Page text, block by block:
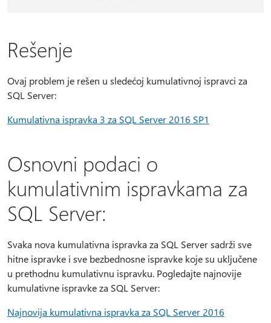
Rešenje
Ovaj problem je rešen u sledećoj kumulativnoj ispravci za
SQL Server:
Kumulativna ispravka 3 za SQL Server 2016 SP1
Osnovni podaci o
kumulativnim ispravkama za
SQL Server:
Svaka nova kumulativna ispravka za SQL Server sadrži sve
hitne ispravke i sve bezbednosne ispravke koje su uključene
u prethodnu kumulativnu ispravku. Pogledajte najnovije
kumulativne ispravke za SQL Server:
Najnovija kumulativna ispravka za SQL Server 2016